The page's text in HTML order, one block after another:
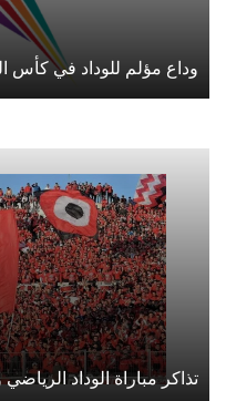
وداع مؤلم للوداد في كأس
تذاكر مباراة الوداد